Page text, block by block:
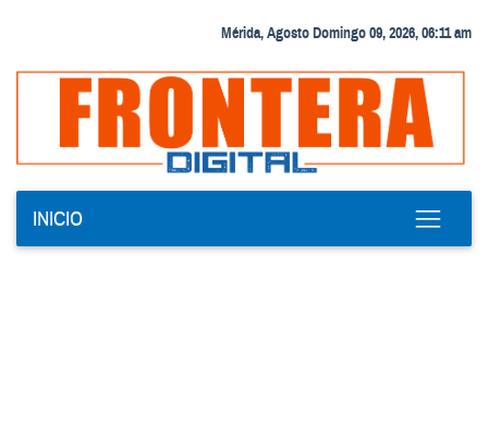
Mérida, Agosto Domingo 09, 2026, 06:11 am
INICIO